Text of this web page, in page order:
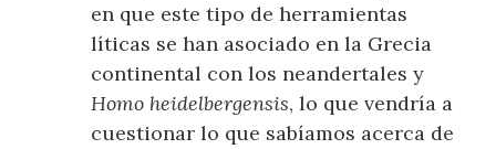
en que este tipo de herramientas
líticas se han asociado en la Grecia
continental con los neandertales y
Homo heidelbergensis, lo que vendría a
cuestionar lo que sabíamos acerca de